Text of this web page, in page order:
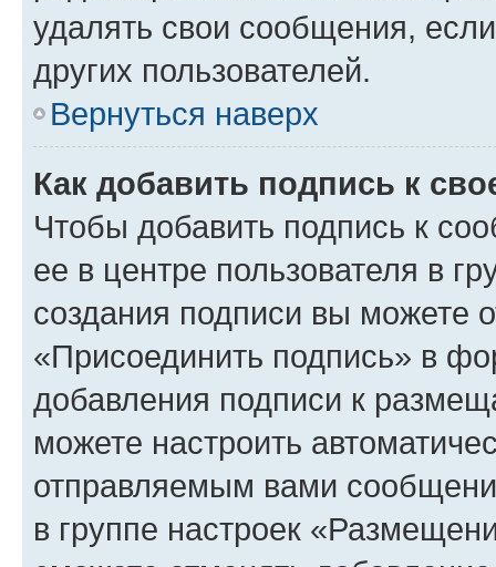
удалять свои сообщения,
других пользователей.
Вернуться наверх
Как добавить подпись к
Чтобы добавить подпись к
ее в центре пользователя в
создания подписи вы можете
«Присоединить подпись» в
добавления подписи к
можете настроить
отправляемым вами
в группе настроек